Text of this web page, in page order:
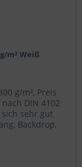
m² Weiß
g/m², Preis
DIN 4102
sehr gut
Backdrop,